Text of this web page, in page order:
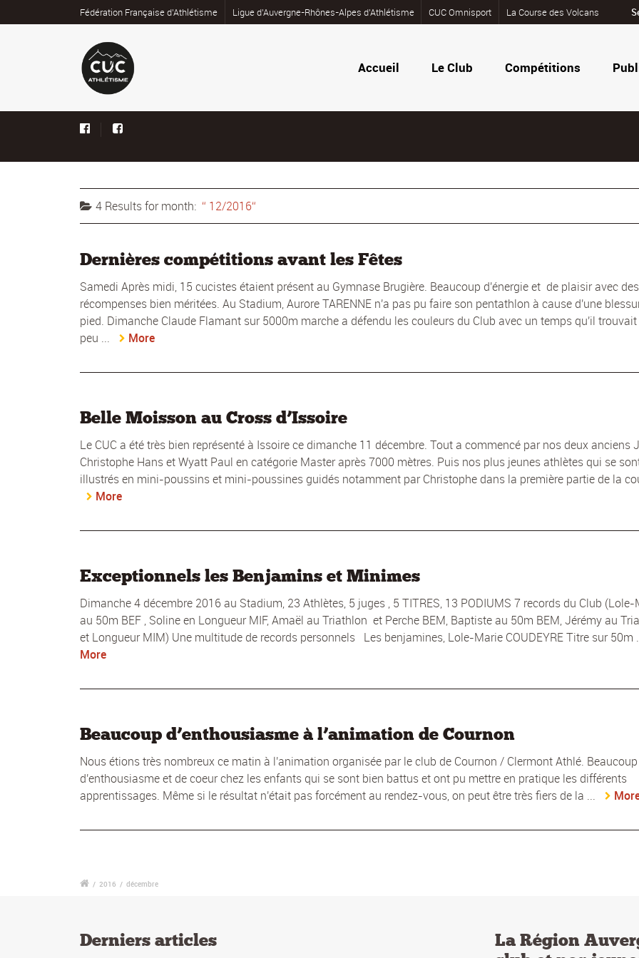
Fédération Française d’Athlétisme Ligue d’Auvergne-Rhônes-Alpes d’Athlétisme CUC Omnisport La Course des Volcans
Accueil Le Club Compétitions
4 Results formonth: 12/2016
Dernières compétitions avant les Fêtes
Samedi Après midi, 15 cucistes étaient présent au Gymnase Brugière. Beaucoup d'énergie et de plaisir avec des
récompenses bien méritées. Au Stadium, Aurore TARENNE n'a pas pu faire son pentathlon à cause d'une
pied. Dimanche Claude Flamant sur 5000m marche a défendu les couleurs du Club avec un temps qu'il trouvait
peu ...
More
Belle Moisson au Cross d’Issoire
Le CUC a été très bien représenté à Issoire ce dimanche 11 décembre. Tout a commencé par nos deux anciens
Christophe Hans et Wyatt Paul en catégorie Master après 7000 mètres. Puis nos plus jeunes athlètes qui se
illustrés en mini-poussins et mini-poussines guidés notamment par Christophe dans la première partie de la
More
Exceptionnels les Benjamins et Minimes
Dimanche 4 décembre 2016 au Stadium, 23 Athlètes, 5 juges , 5 TITRES, 13 PODIUMS 7 records du Club (Lole-
au 50m BEF , Soline en Longueur MIF, Amaël au Triathlon et Perche BEM, Baptiste au 50m BEM, Jérémy au
et Longueur MIM) Une multitude de records personnels Les benjamines, Lole-Marie COUDEYRE Titre sur 50m
More
Beaucoup d’enthousiasme à l’animation de Cournon
Nous étions très nombreux ce matin à l'animation organisée par le club de Cournon / Clermont Athlé. Beaucoup
d'enthousiasme et de coeur chez les enfants qui se sont bien battus et ont pu mettre en pratique les différents
apprentissages. Même si le résultat n'était pas forcément au rendez-vous, on peut être très fiers de la ...
/ 2016 / décembre
Derniers articles
La Région